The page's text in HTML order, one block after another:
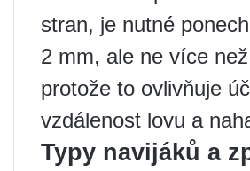
stran, je nutné
2 mm, ale ne více
protože to ovlivňuje
vzdálenost lovu a
Typy navijáků a